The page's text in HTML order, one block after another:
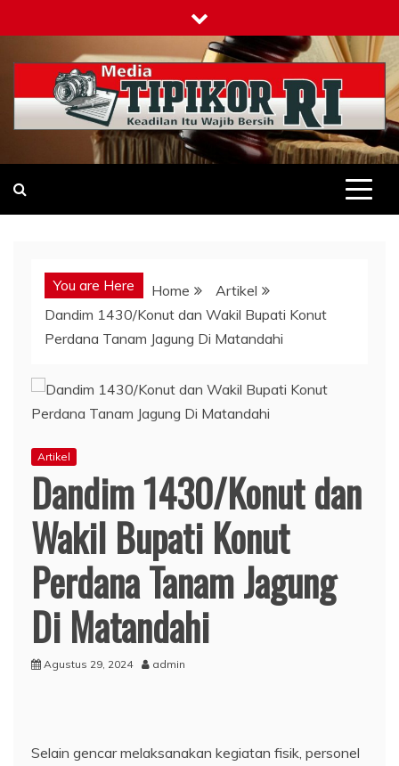
to
content
Tipikor-ri-online.my.id
Keadilan Itu Wajib Bersih
You are Here Home
Artikel
Dandim 1430/Konut dan Wakil Bupati Konut
Perdana Tanam Jagung Di Matandahi
Artikel
Dandim 1430/Konut dan
Wakil Bupati Konut
Perdana Tanam Jagung
Di Matandahi
Agustus 29, 2024 admin
Selain gencar melaksanakan kegiatan fisik, personel